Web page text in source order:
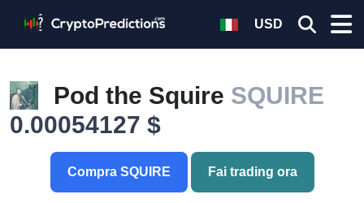
USD
Pod the Squire SQUIRE
0.00054127 $
Compra SQUIRE Fai trading ora